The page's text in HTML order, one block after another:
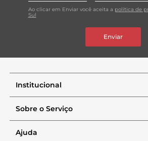
Ao clicar em Enviar você aceita a política de
Sul
Enviar
Institucional
Sobre o Serviço
Ajuda